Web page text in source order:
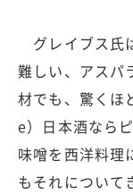
グレイブス氏
難しい、アスパ
材でも、驚く
e）日本酒なら
味噌を西洋料理
もそれについて